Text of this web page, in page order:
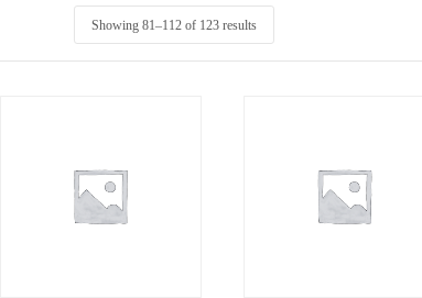
Showing 81–112of 123 results